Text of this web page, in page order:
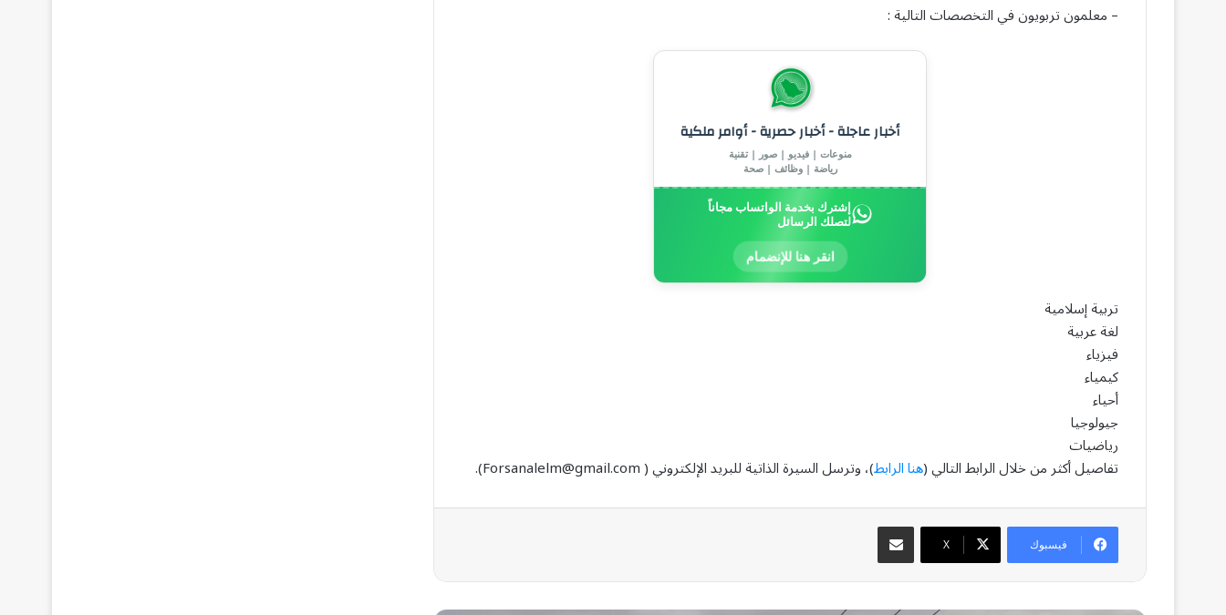
– معلمون تربويون في التخصصات التالية :
أخبار عاجلة - أخبار حصرية - أوامر ملكية
منوعات | فيديو | صور | تقنية
رياضة | وظائف | صحة
إشترك بخدمة الواتساب مجاناً
لتصلك الرسائل
انقر هنا للإنضمام
تربية إسلامية
لغة عربية
فيزياء
كيمياء
أحياء
جيولوجيا
رياضيات
تفاصيل أكثر من خلال الرابط التالي (هنا الرابط)، وترسل السيرة الذاتية للبريد الإلكتروني (Forsanalelm@gmail.com
).
فيسبوك ‫X
مشاركة عبر البريد